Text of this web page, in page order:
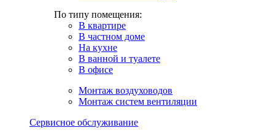
По типу помещения:
В квартире
В частном доме
На кухне
В ванной и туалете
В офисе
Монтаж воздуховодов
Монтаж систем вентиляции
Сервисное обслуживание